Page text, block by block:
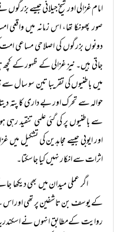
امام غزالی اور شیخ جیلانی جیسے
صور پھونکا تھا، اس زمانہ میں
دونوں بزرگوں کی اصلاحی مساعی
جاتی ہیں۔ نیز غزالی کے ظہور کے
میں باطنیوں کی تقریبا تین سو سال
حوالہ سے تحرک اور بے داری کا پتہ
سے باطنیوں پر کی گئی علمی تنقید
اور ایوبی جیسے مجاہدین کی تشکیل میں
اثرات سے انکار نہیں کیا جاسکتا۔
اگر عملی میدان میں بھی دیکھا
کے یوسف بن تاشفین پر تھی اور اس
روایت کےمطابق انہوں نے